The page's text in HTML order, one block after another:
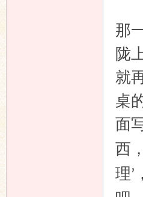
那
陇
就
桌
面
西，
理’